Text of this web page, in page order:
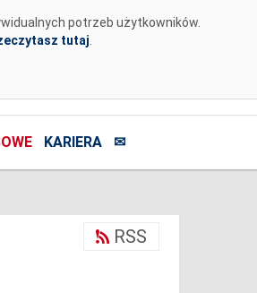
potrzeb użytkowników.
tutaj
KARIERA ✉
RSS